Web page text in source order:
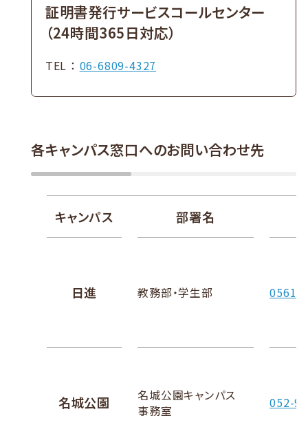
証明書発行サービスコールセンター
（24時間365日対応）
TEL ： 06-6809-4327
各キャンパス窓口へのお問い合わせ先
キャンパス 部署名
日進 教務部・学生部 0561-
名城公園
名城公園キャンパス
事務室
052-